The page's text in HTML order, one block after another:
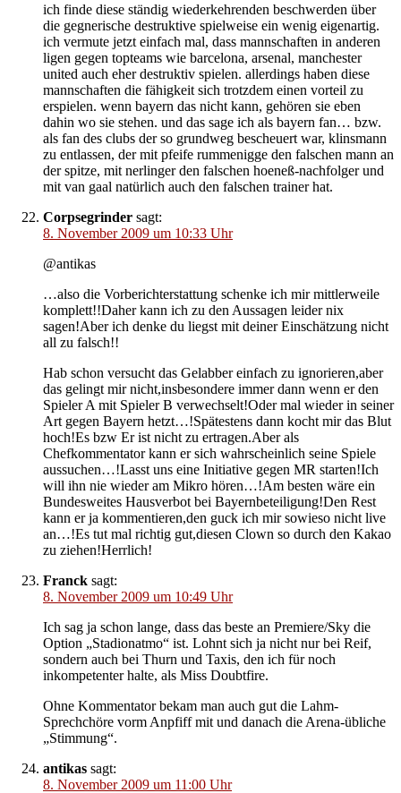
ich finde diese ständig wiederkehrenden beschwerden über
die gegnerische destruktive spielweise ein wenig eigenartig.
ich vermute jetzt einfach mal, dass mannschaften in anderen
ligen gegen topteams wie barcelona, arsenal, manchester
united auch eher destruktiv spielen. allerdings haben diese
mannschaften die fähigkeit sich trotzdem einen vorteil zu
erspielen. wenn bayern das nicht kann, gehören sie eben
dahin wo sie stehen. und das sage ich als bayern fan… bzw.
als fan des clubs der so grundweg bescheuert war, klinsmann
zu entlassen, der mit pfeife rummenigge den falschen mann an
der spitze, mit nerlinger den falschen hoeneß-nachfolger und
mit van gaal natürlich auch den falschen trainer hat.
Corpsegrinder sagt:
8. November 2009 um 10:33 Uhr
@antikas
…also die Vorberichterstattung schenke ich mir mittlerweile
komplett!!Daher kann ich zu den Aussagen leider nix
sagen!Aber ich denke du liegst mit deiner Einschätzung nicht
all zu falsch!!
Hab schon versucht das Gelabber einfach zu ignorieren,aber
das gelingt mir nicht,insbesondere immer dann wenn er den
Spieler A mit Spieler B verwechselt!Oder mal wieder in seiner
Art gegen Bayern hetzt…!Spätestens dann kocht mir das Blut
hoch!Es bzw Er ist nicht zu ertragen.Aber als
Chefkommentator kann er sich wahrscheinlich seine Spiele
aussuchen…!Lasst uns eine Initiative gegen MR starten!Ich
will ihn nie wieder am Mikro hören…!Am besten wäre ein
Bundesweites Hausverbot bei Bayernbeteiligung!Den Rest
kann er ja kommentieren,den guck ich mir sowieso nicht live
an…!Es tut mal richtig gut,diesen Clown so durch den Kakao
zu ziehen!Herrlich!
Franck sagt:
8. November 2009 um 10:49 Uhr
Ich sag ja schon lange, dass das beste an Premiere/Sky die
Option „Stadionatmo“ ist. Lohnt sich ja nicht nur bei Reif,
sondern auch bei Thurn und Taxis, den ich für noch
inkompetenter halte, als Miss Doubtfire.
Ohne Kommentator bekam man auch gut die Lahm-
Sprechchöre vorm Anpfiff mit und danach die Arena-übliche
„Stimmung“.
antikas sagt:
8. November 2009 um 11:00 Uhr